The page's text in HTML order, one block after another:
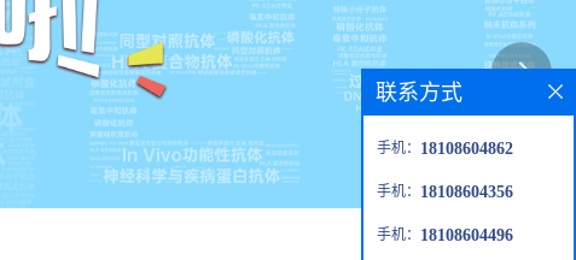
联系方式
手机： 18108604862
手机： 18108604356
手机： 18108604496